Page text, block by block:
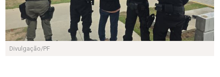
Divulgação/PF